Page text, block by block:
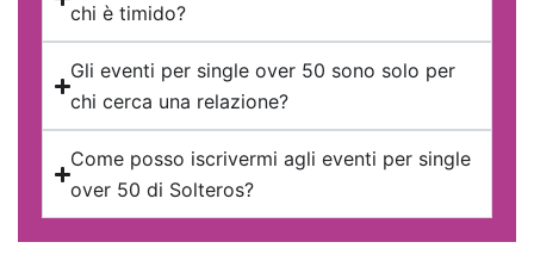
chi è timido?
Gli eventi per single over 50 sono solo per
chi cerca una relazione?
Come posso iscrivermi agli eventi per single
over 50 di Solteros?